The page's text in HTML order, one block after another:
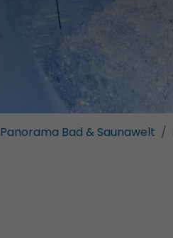
Panorama Bad & Saunawelt